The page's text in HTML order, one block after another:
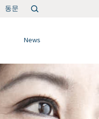
검
색:
동문
News